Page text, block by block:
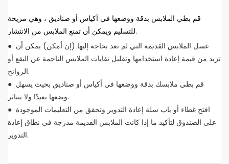
قم بطي الملابس بدقة ووضعها في أكياس أو صناديق ، وهي مريحة
للتسليم ويمكن أن تمنع الملابس من الانتشار.
● غسل الملابس القديمة التي لم تعد بحاجة إليها (إن أمكن) يمكن أن
تزيد من قيمة إعادة استخدامها وتقليل نفايات الملابس الناجمة عن البقع أو
الروائح.
● قم بطي ملابسك بدقة ووضعها في أكياس أو صناديق بحيث يسهل
وضعها بعيدًا ولا تتناثر.
● افتح غطاء أو باب سلة إعادة التدوير وتحقق من التعليمات الموجودة
على الصندوق لتأكيد ما إذا كانت الملابس القديمة مدرجة في نطاق إعادة
التدوير.